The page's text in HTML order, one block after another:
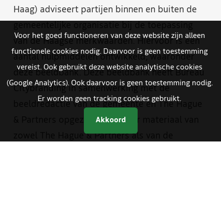
Haag) adviseert partijen binnen en buiten de
van de Haagse merkwaarden. Hiervoor is een
aantal hulpmiddelen ontwikkeld, waaronder
deze beeldbank. Deze beeldbank heeft Bureau
Citybranding in samenwerking met de
beeldredactie van de gemeente en The Hague
& Partners opgezet. Je vindt er materiaal van
zowel The Hague & Partners als van de
Voor het goed functioneren van deze website zijn alleen
functionele cookies nodig. Daarvoor is geen toestemming
vereist. Ook gebruikt deze website analytische cookies
(Google Analytics). Ook daarvoor is geen toestemming nodig.
Er worden geen tracking cookies gebruikt.
Akkoord